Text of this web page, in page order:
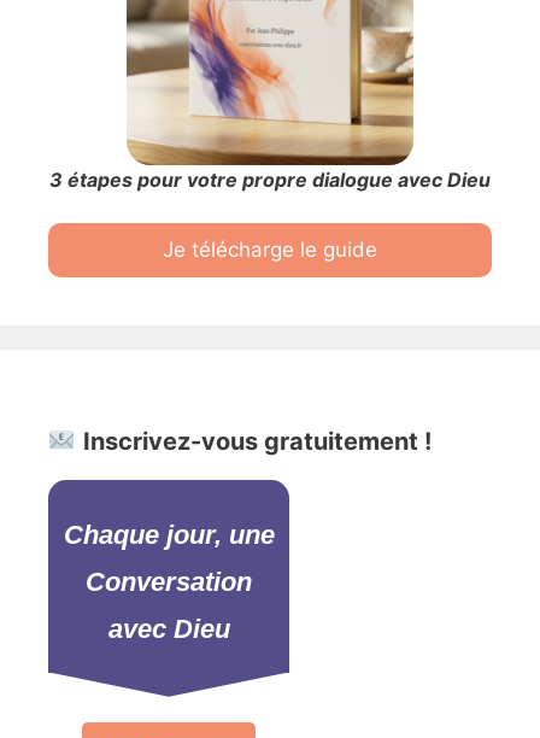
3 étapes pour votre propre dialogue avec Dieu
Je télécharge le guide
Inscrivez-vous gratuitement !
Chaque jour, une
Conversation
avec Dieu